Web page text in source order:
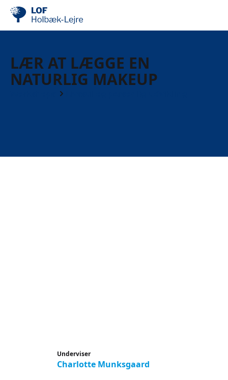
LÆR AT LÆGGE EN
NATURLIG MAKEUP
Underviser
Charlotte Munksgaard